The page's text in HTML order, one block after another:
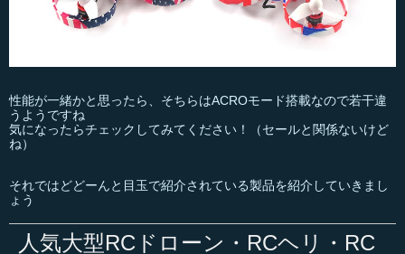
性能が一緒かと思ったら、そちらはACROモード搭載なので若干違
うようですね
気になったらチェックしてみてください！（セールと関係ないけど
ね）
それではどどーんと目玉で紹介されている製品を紹介していきまし
ょう
人気大型RCドローン・RCヘリ・RC